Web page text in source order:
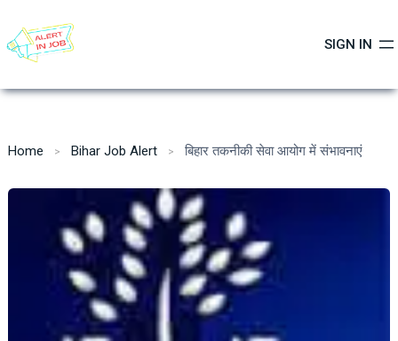
content
SIGN IN
Home Bihar Job Alert बिहार तकनीकी सेवा आयोग में संभावनाएं